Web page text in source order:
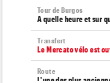
Tour de Burgos
A quelle heure et sur
Transfert
Le Mercato vélo est
Route
L'une des plus